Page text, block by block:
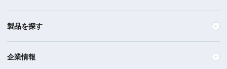
製品を探す
企業情報